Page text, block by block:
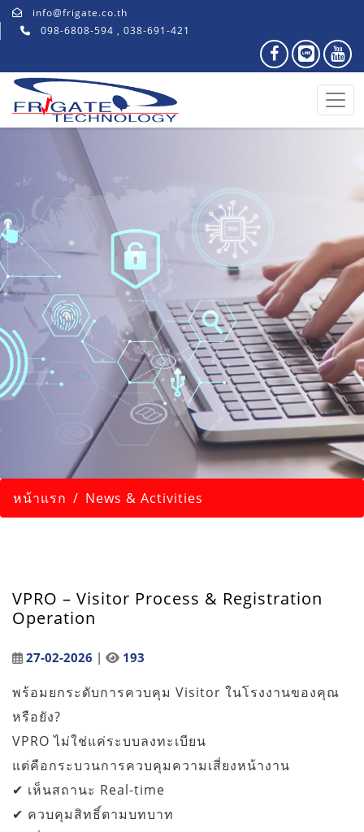
info@frigate.co.th
098-6808-594 , 038-691-421
หน้าแรก News & Activities
VPRO – Visitor Process & Registration
Operation
27-02-2026 | 193
พร้อมยกระดับการควบคุม Visitor ในโรงงานของคุณ
หรือยัง?
VPRO ไม่ใช่แค่ระบบลงทะเบียน
แต่คือกระบวนการควบคุมความเสี่ยงหน้างาน
✔ เห็นสถานะ Real-time
✔ ควบคุมสิทธิ์ตามบทบาท